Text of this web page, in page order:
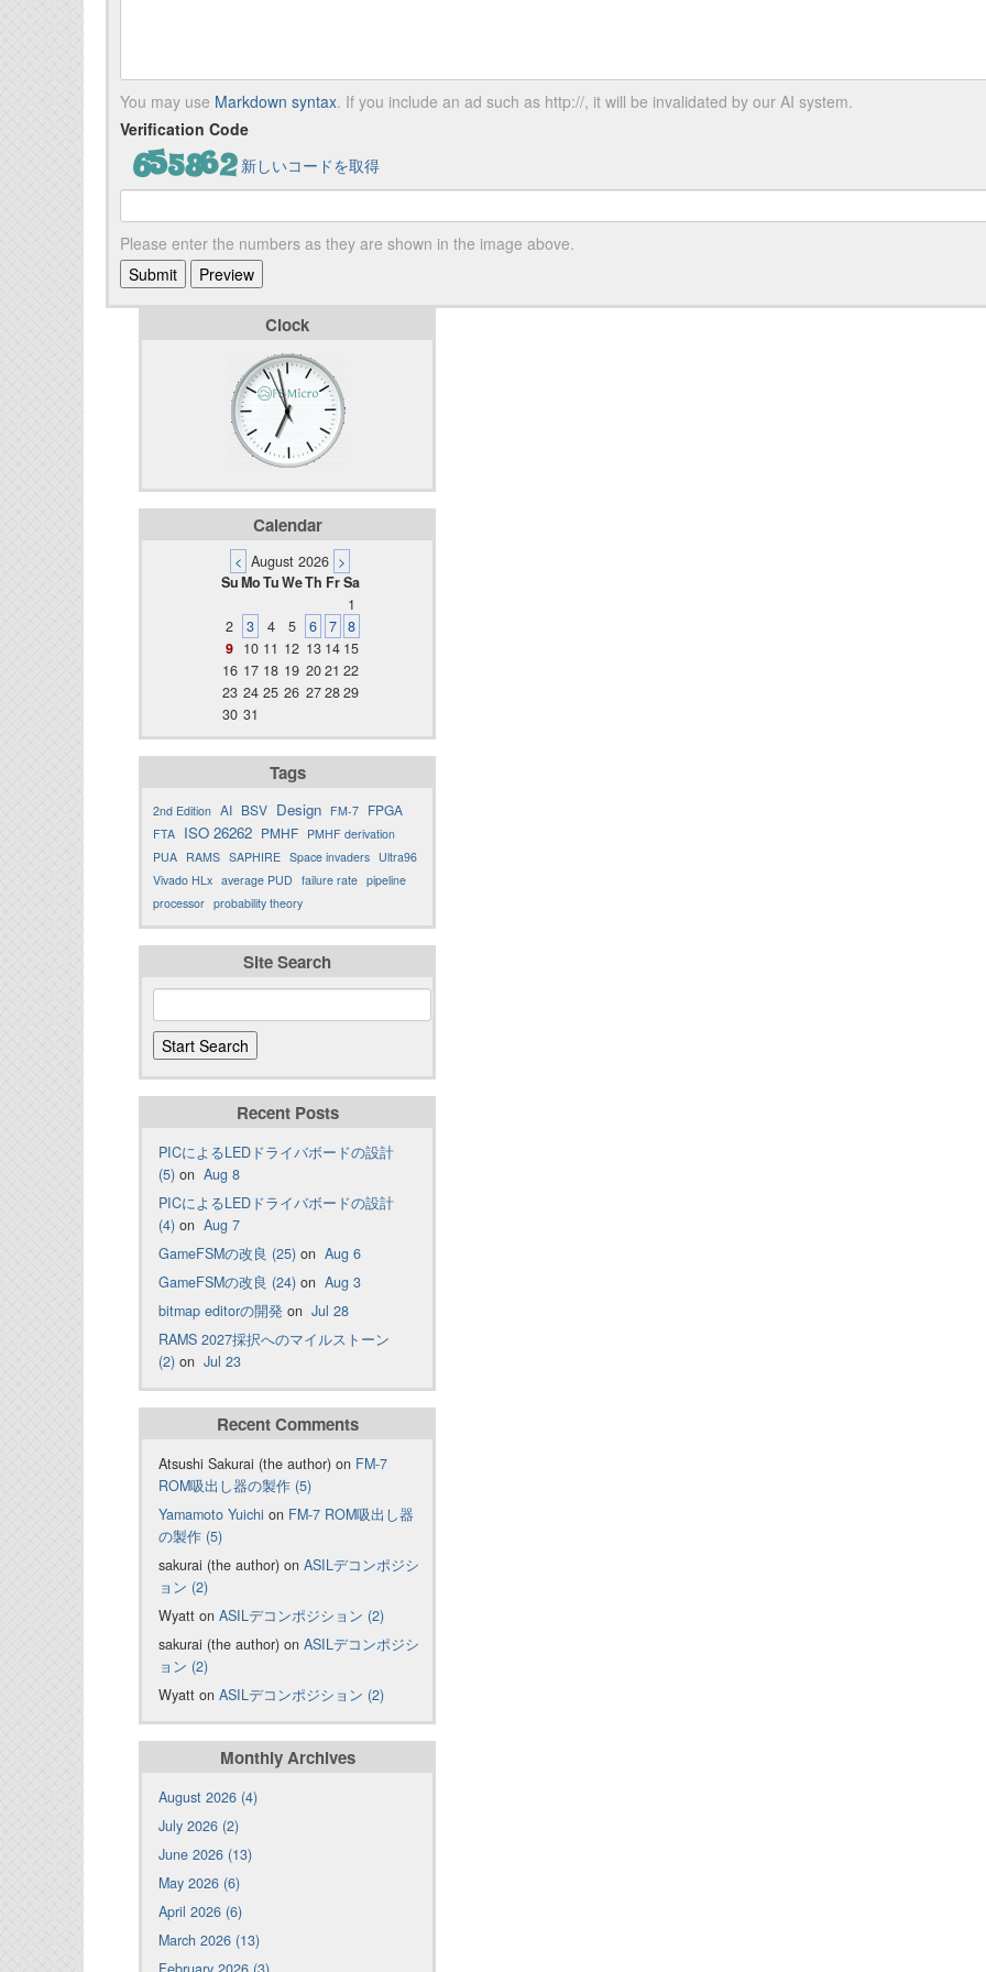
You may use Markdown syntax. If you include an ad such as http://, it will be invalidated by our AI system.
Verification Code
新しいコードを取得
Please enter the numbers as they are shown in the image above.
Clock
Calendar
< August 2026 >
SuMoTuWeTh FrSa
1
2
3 4 5 6 7 8
9 10 11 12 13 14 15
16 17 18 19 2021 22
23 24 25 26 272829
30 31
Tags
2nd Edition AI BSV Design FM-7 FPGA
FTA ISO 26262 PMHF PMHF derivation
PUA RAMS SAPHIRE Space invaders Ultra96
Vivado HLx average PUD failure rate pipeline
processor probability theory
Site Search
Recent Posts
PICによるLEDドライバボードの設計
(5) on Aug 8
PICによるLEDドライバボードの設計
(4) on Aug 7
GameFSMの改良 (25) on Aug 6
GameFSMの改良 (24) on Aug 3
bitmap editorの開発 on Jul 28
RAMS 2027採択へのマイルストーン
(2) on Jul 23
Recent Comments
Atsushi Sakurai (the author) on FM-7
ROM吸出し器の製作 (5)
Yamamoto Yuichi on FM-7 ROM吸出し器
の製作 (5)
sakurai (the author) on ASILデコンポジシ
ョン (2)
Wyatt on ASILデコンポジション (2)
sakurai (the author) on ASILデコンポジシ
ョン (2)
Wyatt on ASILデコンポジション (2)
Monthly Archives
August 2026 (4)
July 2026 (2)
June 2026 (13)
May 2026 (6)
April 2026 (6)
March 2026 (13)